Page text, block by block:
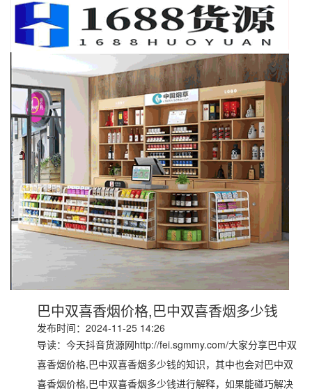
巴中双喜香烟价格,巴中双喜香烟多少钱
发布时间：2024-11-25 14:26
导读：今天抖音货源网http://fei.sgmmy.com/大家分享巴中双
喜香烟价格,巴中双喜香烟多少钱的知识，其中也会对巴中双
喜香烟价格,巴中双喜香烟多少钱进行解释，如果能碰巧解决